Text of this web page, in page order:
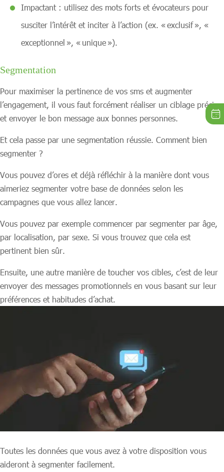
Impactant : utilisez des mots forts et évocateurs pour
susciter l’intérêt et inciter à l’action (ex. « exclusif », «
exceptionnel », « unique »).
Segmentation
Pour maximiser la pertinence de vos sms et augmenter
l’engagement, il vous faut forcément réaliser un ciblage précis,
et envoyer le bon message aux bonnes personnes.
Et cela passe par une segmentation réussie. Comment bien
segmenter ?
Vous pouvez d’ores et déjà réfléchir à la manière dont vous
aimeriez segmenter votre base de données selon les
campagnes que vous allez lancer.
Vous pouvez par exemple commencer par segmenter par âge,
par localisation, par sexe. Si vous trouvez que cela est
pertinent bien sûr.
Ensuite, une autre manière de toucher vos cibles, c’est de leur
envoyer des messages promotionnels en vous basant sur leur
préférences et habitudes d’achat.
Toutes les données que vous avez à votre disposition vous
aideront à segmenter facilement.